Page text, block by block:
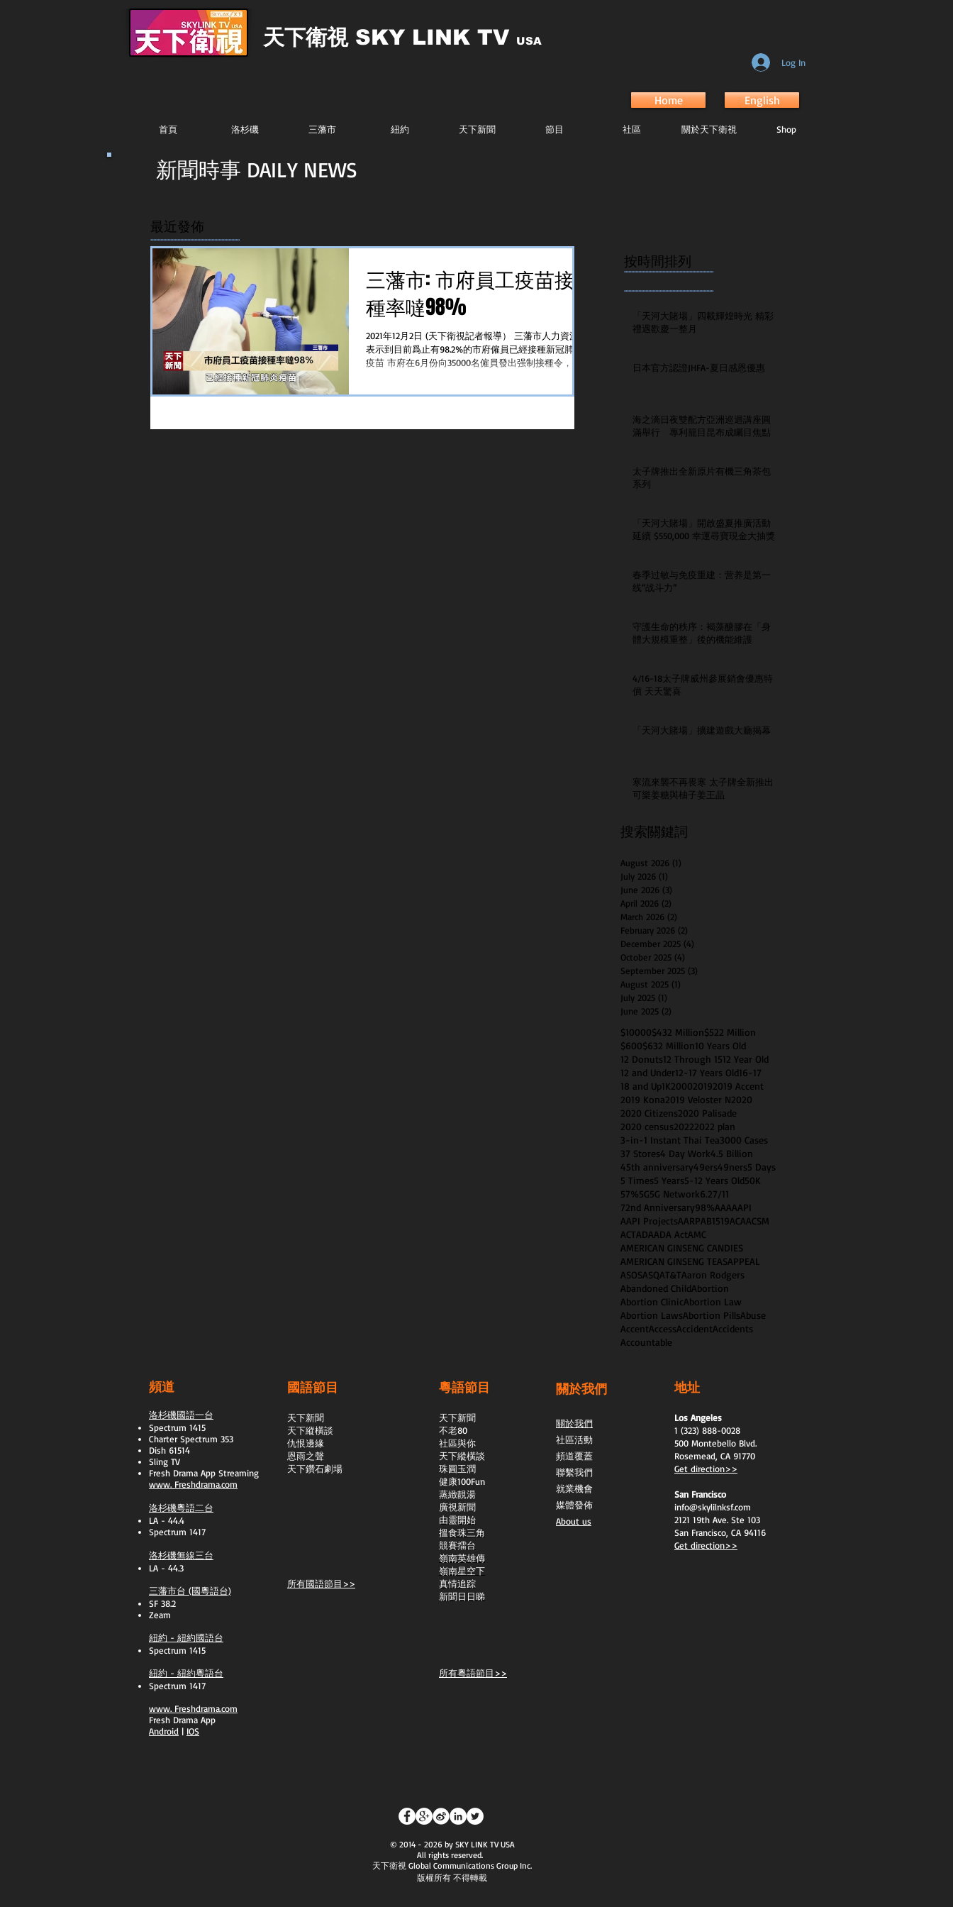
天下衛視SKY LINK TV USA
Log In
Home English
首頁 洛杉磯 三藩市 紐約 天下新聞 節目 社區 關於天下衛視 Shop
新聞時事 DAILY NEWS
最近發佈
...............................................................
三藩市: 市府員工疫苗接
種率噠98%
2021年12月2日 (天下衛視記者報導） 三藩市人力資源部
表示到目前爲止有98.2%的市府僱員已經接種新冠肺炎
疫苗 市府在6月份向35000名僱員發出强制接種令，在8
按時間排列
...............................................................
...............................................................
「天河大賭場」四載輝煌時光 精彩
禮遇歡慶一整月
日本官方認證JHFA-夏日感恩優惠
海之滴日夜雙配方亞洲巡迴講座圓
滿舉行 專利籠目昆布成矚目焦點
太子牌推出全新原片有機三角茶包
系列
「天河大賭場」開啟盛夏推廣活動
延續 $550,000 幸運尋寶現金大抽獎
春季过敏与免疫重建：营养是第一
线“战斗力”
守護生命的秩序：褐藻醣膠在「身
體大規模重整」後的機能維護
4/16-18太子牌威州參展銷會優惠特
價 天天驚喜
「天河大賭場」擴建遊戲大廳揭幕
寒流來襲不再畏寒 太子牌全新推出
可樂姜糖與柚子姜王晶
搜索關鍵詞
August 2026 (1)
July 2026 (1)
June 2026 (3)
April 2026 (2)
March 2026 (2)
February 2026 (2)
December 2025 (4)
October 2025 (4)
September 2025 (3)
August 2025 (1)
July 2025 (1)
June 2025 (2)
$10000$432 Million$522 Million
$600$632 Million10 Years Old
12 Donuts12 Through 1512 Year Old
12 and Under12-17 Years Old16-17
18 and Up1K200020192019 Accent
2019 Kona2019 Veloster N2020
2020 Citizens2020 Palisade
2020 census20222022 plan
3-in-1 Instant Thai Tea3000 Cases
37 Stores4 Day Work4.5 Billion
45th anniversary49ers49ners5 Days
5 Times5 Years5-12 Years Old50K
57%5G5G Network6.27/11
72nd Anniversary98%AAAAAPI
AAPI ProjectsAARPAB1519ACAACSM
ACTADAADA ActAMC
AMERICAN GINSENG CANDIES
AMERICAN GINSENG TEASAPPEAL
ASOSASQAT&TAaron Rodgers
Abandoned ChildAbortion
Abortion ClinicAbortion Law
Abortion LawsAbortion PillsAbuse
AccentAccessAccidentAccidents
Accountable
頻道
洛杉磯國語一台
Spectrum 1415
Charter Spectrum 353
Dish 61514
Sling TV
​Fresh Drama App Streaming
www. Freshdrama.com
洛杉磯粵語二台
LA - 44.4
Spectrum 1417
洛杉磯無線三台
LA - 44.3
三藩市台 (國粵語台)
SF 38.2
Zeam
紐約 - 紐約國語台
Spectrum 1415
紐約 - 紐約粵語台
Spectrum 1417
​www. Freshdrama.com
Fresh Drama App
​Android | IOS
國語節目
天下新聞
天下縱橫談
​仇恨邊緣
恩雨之聲
天下鑽石劇場
所有國語節目>>
粵語節目
天下新聞
不老80
社區與你
天下縱橫談
​珠圓玉潤
​健康100Fun
蒸緻靚湯
​廣視新聞
由靈開始
搵食珠三角
競賽擂台
嶺南英雄傳
嶺南星空下
真情追踪
新聞日日睇
所有粵語節目>>
關於我們
關於我們
社區活動
頻道覆蓋
聯繫我們
就業機會
媒體發佈
About us
地址
Los Angeles
1 (323) 888-0028
500 Montebello Blvd.
Rosemead, CA 91770
Get direction>>
San Francisco
info@skylilnksf.com
2121 19th Ave. Ste 103
San Francisco, CA 94116
Get direction>>
© 2014 - 2026 by SKY LINK TV USA
All rights reserved.
天下衛視 Global Communications Group Inc.
版權所有 不得轉載